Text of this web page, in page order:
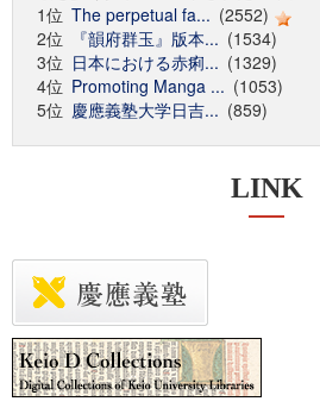
1位 The perpetual fa... (2552)
2位
『韻府群玉』版本... (1534)
3位 日本における赤痢... (1329)
4位 Promoting Manga ... (1053)
5位 慶應義塾大学日吉... (859)
LINK